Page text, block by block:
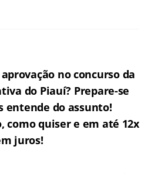
no concurso da
do Piauí? Prepare-se
entende do assunto!
como quiser e em até 12x
juros!